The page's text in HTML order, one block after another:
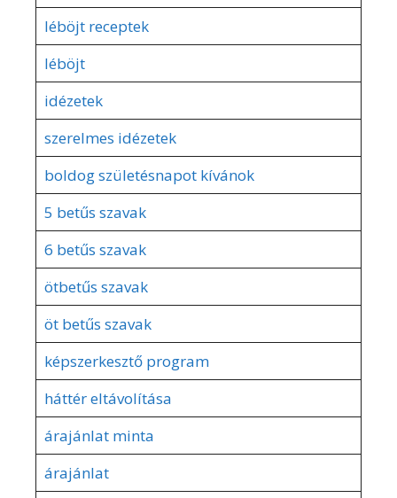
léböjt receptek
léböjt
idézetek
szerelmes idézetek
boldog születésnapot kívánok
5 betűs szavak
6 betűs szavak
ötbetűs szavak
öt betűs szavak
képszerkesztő program
háttér eltávolítása
árajánlat minta
árajánlat